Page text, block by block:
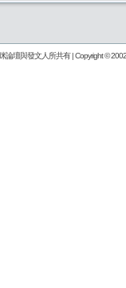
論壇與發文人所共有 | Copyright ©